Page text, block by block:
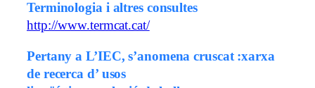
Terminologia i altres consultes
http://www.termcat.cat/
Pertany a L’IEC, s’anomena cruscat :xarxa
de recerca d’ usos